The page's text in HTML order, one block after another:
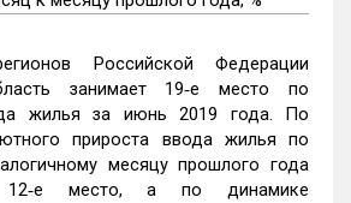
Российской Федерации
занимает 19‑е место по
жилья за июнь 2019 года. По
прироста ввода жилья по
месяцу прошлого года
12‑е место, а по динамике